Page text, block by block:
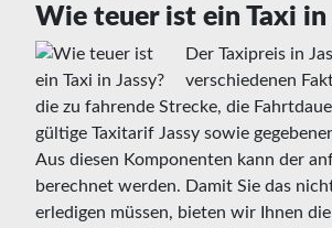
Wie teuer ist ein Taxi in
Der Taxipreis in
verschiedenen
die zu fahrende Strecke, die
gültige Taxitarif Jassy sowie
Aus diesen Komponenten kann der
berechnet werden. Damit Sie das
erledigen müssen, bieten wir Ihnen